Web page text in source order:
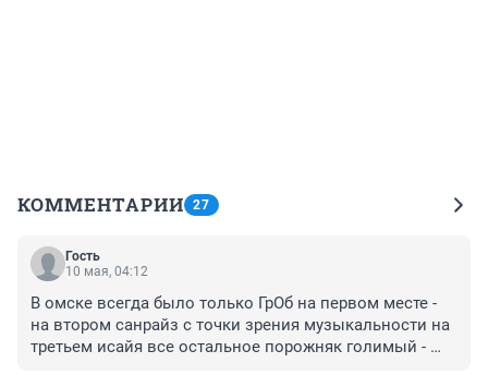
КОММЕНТАРИИ 27
Гость
10 мая, 04:12
В омске всегда было только ГрОб на первом месте -
на втором санрайз с точки зрения музыкальности на
третьем исайя все остальное порожняк голимый -